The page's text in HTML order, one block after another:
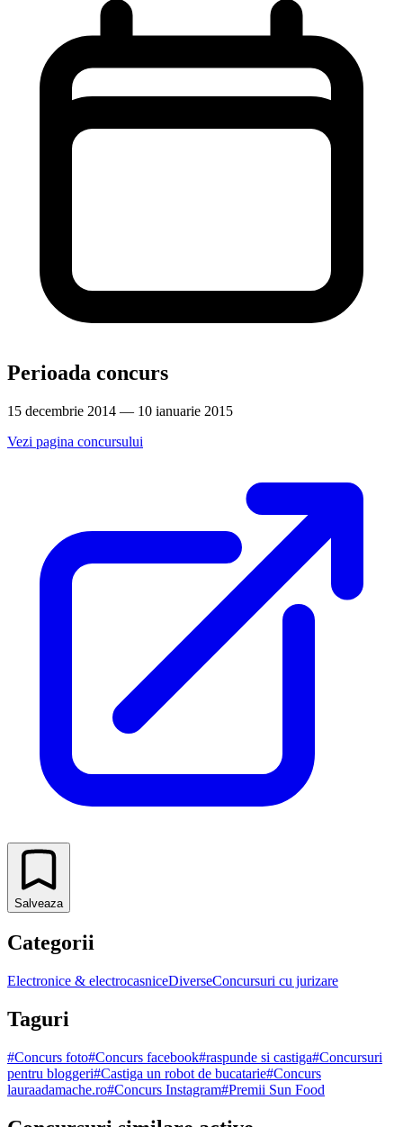
Perioada concurs
15 decembrie 2014 — 10 ianuarie 2015
Vezi pagina concursului
Salveaza
Categorii
Electronice & electrocasniceDiverseConcursuri cu jurizare
Taguri
#Concurs foto#Concurs facebook#raspunde si castiga#Concursuri
pentru bloggeri#Castiga un robot de bucatarie#Concurs
lauraadamache.ro#Concurs Instagram#Premii Sun Food